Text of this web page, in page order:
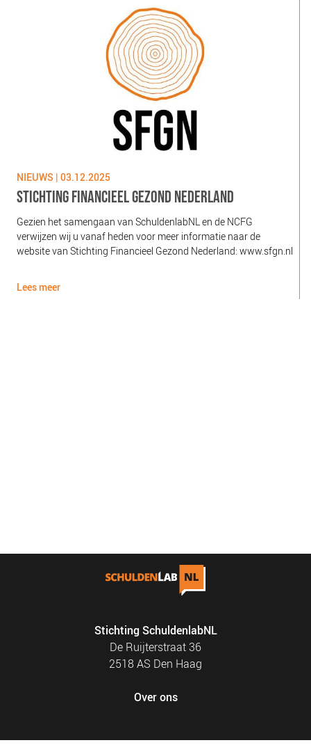
NIEUWS | 03.12.2025
STICHTING FINANCIEEL GEZOND NEDERLAND
Gezien het samengaan van SchuldenlabNL en de NCFG
verwijzen wij u vanaf heden voor meer informatie naar de
website van Stichting Financieel Gezond Nederland: www.sfgn.nl
Lees meer
Stichting SchuldenlabNL
De Ruijterstraat 36
2518 AS Den Haag
Over ons